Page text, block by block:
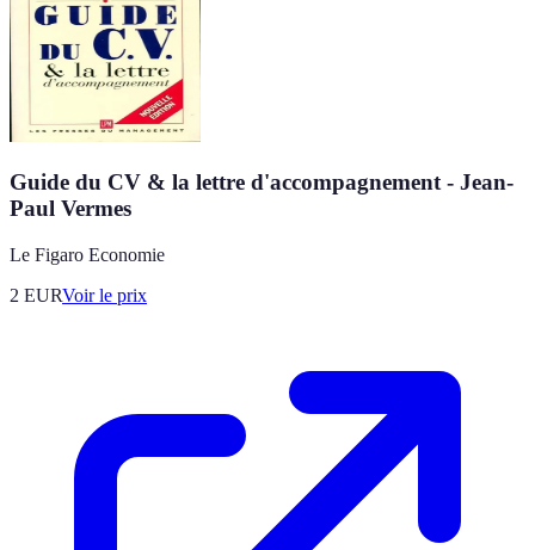
Guide du CV & la lettre d'accompagnement - Jean-
Paul Vermes
Le Figaro Economie
2 EURVoir le prix